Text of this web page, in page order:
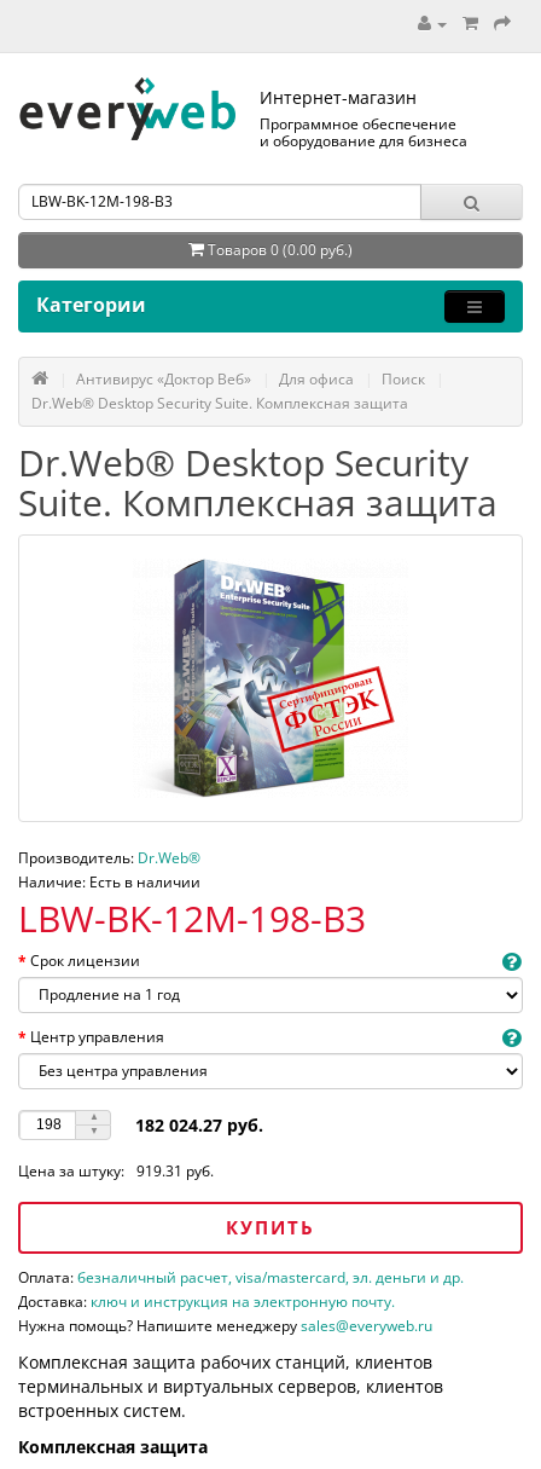
Интернет-магазин
Программное обеспечение
и оборудование для бизнеса
Товаров 0 (0.00 руб.)
Категории
Антивирус «Доктор Веб» Для офиса
Поиск
Dr.Web® Desktop Security Suite. Комплексная защита
Dr.Web® Desktop Security
Suite. Комплексная защита
Производитель: Dr.Web®
Наличие: Есть в наличии
LBW-BK-12M-198-B3
Срок лицензии
Центр управления
182 024.27 руб.
Цена за штуку: 919.31 руб.
КУПИТЬ
Оплата:безналичный расчет, visa/mastercard, эл. деньги и др.
Доставка: ключ и инструкция на электронную почту.
Нужна помощь? Напишите менеджеруsales@everyweb.ru
Комплексная защита рабочих станций, клиентов
терминальных и виртуальных серверов, клиентов
встроенных систем.
Комплексная защита